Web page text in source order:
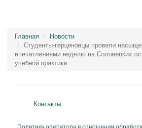
Главная
Новости
Студенты-герценовцы провели
впечатлениями неделю на Соловецких
учебной практики
Контакты
Политика оператора в отношении